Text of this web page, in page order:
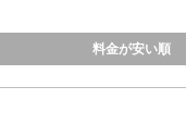
料金が安い順